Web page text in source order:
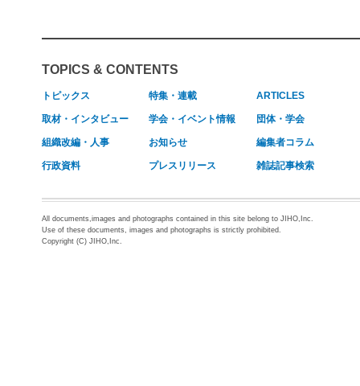
TOPICS & CONTENTS
トピックス 特集・連載 ARTICLES
取材・インタビュー 学会・イベント情報 団体・学会
組織改編・人事 お知らせ 編集者コラム
行政資料 プレスリリース 雑誌記事検索
All documents,images and photographs contained in this site belong to JIHO,Inc.
Use of these documents, images and photographs is strictly prohibited.
Copyright (C) JIHO,Inc.